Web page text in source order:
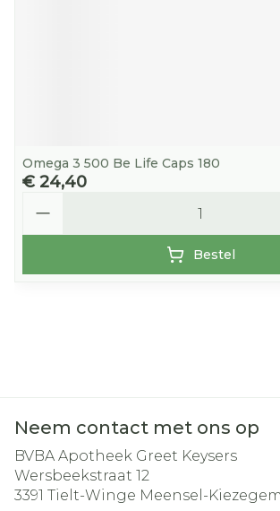
Omega 3 500 Be Life Caps 180
€ 24,40
Bestel
Neem contact met ons op
BVBA Apotheek Greet Keysers
Wersbeekstraat 12
3391 Tielt-Winge Meensel-Kiezegem